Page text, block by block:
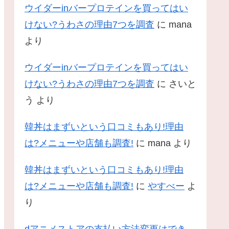
ウイダーinバープロテインを買ってはい
けない?うわさの理由7つを調査 に mana
より
ウイダーinバープロテインを買ってはい
けない?うわさの理由7つを調査 に さいと
う より
韓丼はまずいという口コミもあり!理由
は?メニューや店舗も調査! に mana より
韓丼はまずいという口コミもあり!理由
は?メニューや店舗も調査! に やすべー よ
り